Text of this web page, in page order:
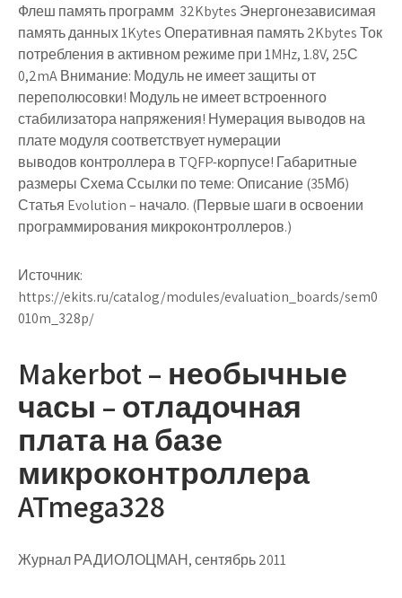
Флеш память программ 32Kbytes Энергонезависимая
память данных 1Kytes Оперативная память 2Kbytes Ток
потребления в активном режиме при 1MHz, 1.8V, 25С
0,2mA Внимание: Модуль не имеет защиты от
переполюсовки! Модуль не имеет встроенного
стабилизатора напряжения! Нумерация выводов на
плате модуля соответствует нумерации
выводов контроллера в TQFP-корпусе! Габаритные
размеры Схема Ссылки по теме: Описание (35Мб)
Статья Evolution – начало. (Первые шаги в освоении
программирования микроконтроллеров.)
Источник:
https://ekits.ru/catalog/modules/evaluation_boards/sem0
010m_328p/
Makerbot – необычные
часы – отладочная
плата на базе
микроконтроллера
ATmega328
Журнал РАДИОЛОЦМАН, сентябрь 2011